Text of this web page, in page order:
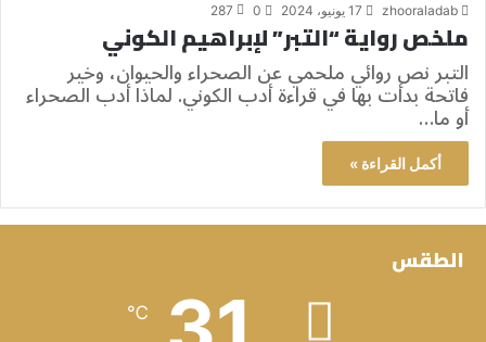
zhooraladab 17 يونيو، 2024 0
287
ملخص رواية “التبر” لإبراهيم الكوني
التبر نص روائي ملحمي عن الصحراء والحيوان، وخير
فاتحة بدأت بها في قراءة أدب الكوني. لماذا أدب الصحراء
أو ما…
أكمل القراءة »
الطقس
℃